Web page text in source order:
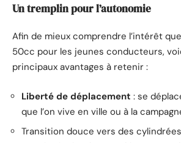
Un tremplin pour l’autonomie
Afin de mieux comprendre l’intérêt
50cc pour les jeunes conducteurs,
principaux avantages à retenir :
Liberté de déplacement : se
que l’on vive en ville ou à la
Transition douce vers des